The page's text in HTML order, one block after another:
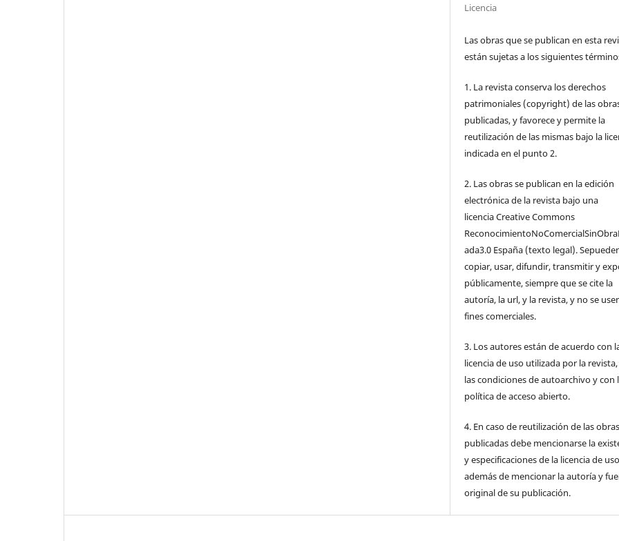
Licencia
Las obras que se publican en esta
están sujetas a los siguientes
1. La revista conserva los derechos
patrimoniales (copyright) de las
publicadas, y favorece y permite la
reutilización de las mismas bajo la
indicada en el punto 2.
2. Las obras se publican en la edición
electrónica de la revista bajo una
licencia Creative Commons
ada3.0 España (texto legal).
copiar, usar, difundir, transmitir y
públicamente, siempre que se cite la
autoría, la url, y la revista, y no se
fines comerciales.
3. Los autores están de acuerdo con
licencia de uso utilizada por la
las condiciones de autoarchivo y con
política de acceso abierto.
4. En caso de reutilización de las obras
publicadas debe mencionarse la
y especificaciones de la licencia de uso
además de mencionar la autoría y
original de su publicación.